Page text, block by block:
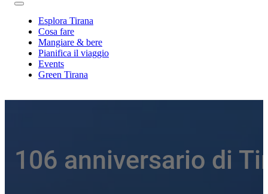
Esplora Tirana
Cosa fare
Mangiare & bere
Pianifica il viaggio
Events
Green Tirana
106 anniversario di